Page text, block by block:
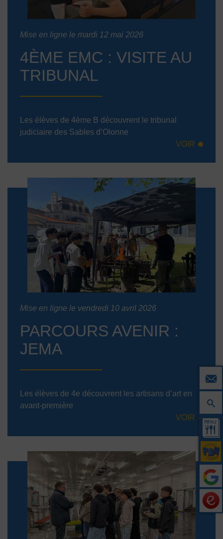
Mise en ligne le mardi 12 mai 2026
4ÈME EMC : VISITE AU
TRIBUNAL
Les élèves de 4ème B découvrent le tribunal
judiciaire des Sables d’Olonne
VOIR
Mise en ligne le vendredi 10 avril 2026
PARCOURS AVENIR :
JEMA
Les élèves de 4e découvrent les artisans d’art en
avant-première
VOIR